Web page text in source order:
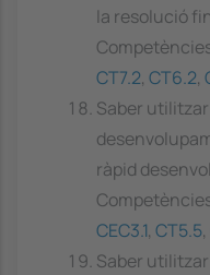
la resolució
CT7.2, CT6.2,
Saber
ràpid
CEC3.1, CT5.5,
Saber